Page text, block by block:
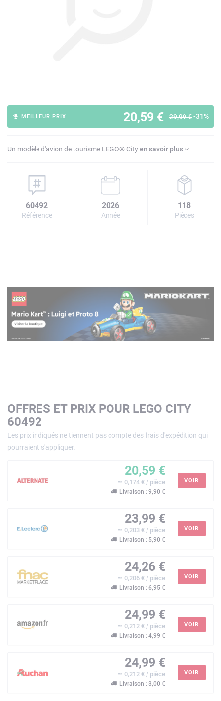
20,59 € 29,99 €-31%
MEILLEUR PRIX
Un modèle d'avion de tourisme LEGO® Cityen savoir plus
60492
Référence
2026
Année
118
Pièces
OFFRES ET PRIX POUR LEGO CITY
60492
Les prix indiqués ne tiennent pas compte des frais d'expédition qui
pourraient s'appliquer.
20,59 €
≃ 0,174 € / pièce
Livraison : 9,90 €
VOIR
23,99 €
≃ 0,203 € / pièce
Livraison : 5,90 €
VOIR
24,26 €
≃ 0,206 € / pièce
Livraison : 6,95 €
VOIR
24,99 €
≃ 0,212 € / pièce
Livraison : 4,99 €
VOIR
24,99 €
≃ 0,212 € / pièce
Livraison : 3,00 €
VOIR